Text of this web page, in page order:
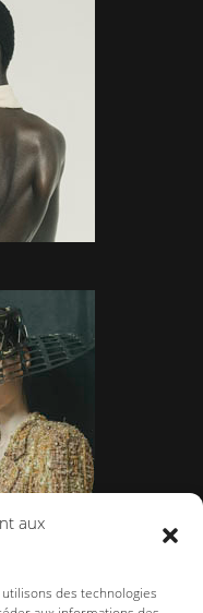
aux
des technologies
BIJOU